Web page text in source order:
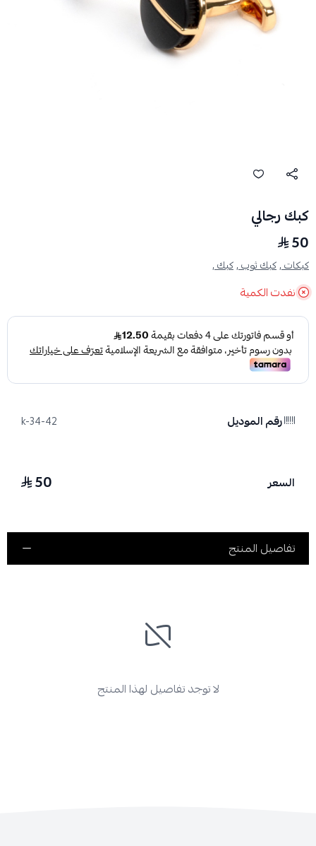
كبك رجالي
50
كبكات ,كبك ثوب ,كبك ,
نفدت الكمية
رقم الموديل k-34-42
السعر 50
تفاصيل المنتج
لا توجد تفاصيل لهذا المنتج